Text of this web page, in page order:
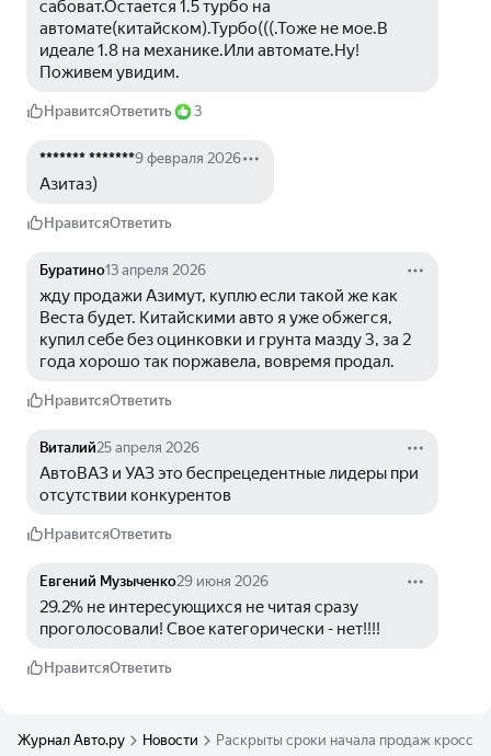
сабоват.Остается 1.5 турбо на
автомате(китайском).Турбо(((.Тоже не мое.В
идеале 1.8 на механике.Или автомате.Ну!
Поживем увидим.
НравитсяОтветить 3
******* *******9 февраля 2026
Азитаз)
НравитсяОтветить
Буратино13 апреля 2026
жду продажи Азимут, куплю если такой же как
Веста будет. Китайскими авто я уже обжегся,
купил себе без оцинковки и грунта мазду 3, за 2
года хорошо так поржавела, вовремя продал.
НравитсяОтветить
Виталий25 апреля 2026
АвтоВАЗ и УАЗ это беспрецедентные лидеры при
отсутствии конкурентов
НравитсяОтветить
Евгений Музыченко29 июня 2026
29.2% не интересующихся не читая сразу
проголосовали! Свое категорически - нет!!!!
НравитсяОтветить
Журнал Авто.ру Новости Раскрыты сроки начала продаж